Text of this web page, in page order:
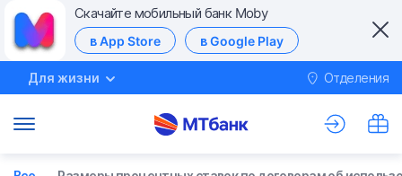
Скачайте мобильный банк Moby
в App Store в Google Play
Для жизни Отделения